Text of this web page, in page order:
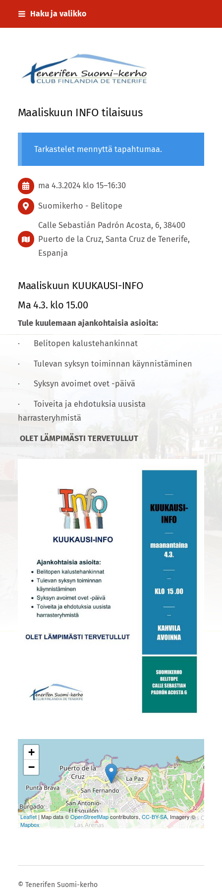
Siirry
sivun
Haku ja valikko
Tenerifen Suomi-kerho
Maaliskuun INFO tilaisuus
Tarkastelet mennyttä tapahtumaa.
ma 4.3.2024 klo 15–16:30
Suomikerho - Belitope
Calle Sebastián Padrón Acosta, 6, 38400
Puerto de la Cruz, Santa Cruz de Tenerife,
Espanja
Maaliskuun KUUKAUSI-INFO
Ma 4.3. klo 15.00
Tule kuulemaan ajankohtaisia asioita:
· Belitopen kalustehankinnat
· Tulevan syksyn toiminnan käynnistäminen
· Syksyn avoimet ovet -päivä
· Toiveita ja ehdotuksia uusista
harrasteryhmistä
OLET LÄMPIMÄSTI TERVETULLUT
+
−
Leaflet| Map data ©OpenStreetMapcontributors,CC-BY-SA, Imagery ©
Mapbox
© Tenerifen Suomi-kerho